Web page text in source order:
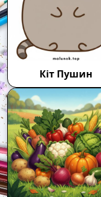
Кіт Пушин